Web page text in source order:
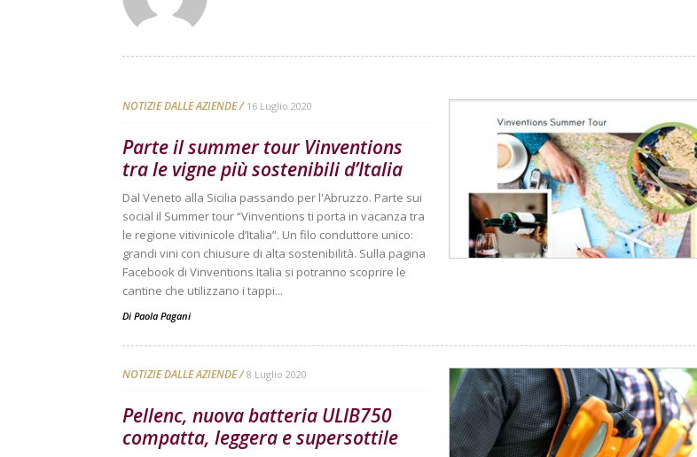
NOTIZIE DALLE AZIENDE 16 Luglio 2020
Parte il summer tour Vinventions
tra le vigne più sostenibili d’Italia
Dal Veneto alla Sicilia passando per l'Abruzzo. Parte sui
social il Summer tour “Vinventions ti porta in vacanza tra
le regione vitivinicole d’Italia”. Un filo conduttore unico:
grandi vini con chiusure di alta sostenibilità. Sulla pagina
Facebook di Vinventions Italia si potranno scoprire le
cantine che utilizzano i tappi...
Di Paola Pagani
NOTIZIE DALLE AZIENDE 8 Luglio 2020
Pellenc, nuova batteria ULIB750
compatta, leggera e supersottile